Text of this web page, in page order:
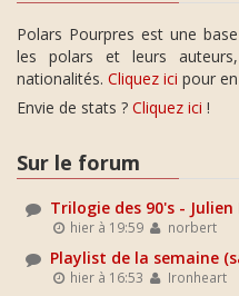
Polars Pourpres est une
les polars et leurs
nationalités. Cliquez ici pour
Envie de stats ? Cliquez ici !
Sur le forum
Trilogie des 90's - Julien
hier à 19:59 norbert
Playlist de la semaine
hier à 16:53 Ironheart